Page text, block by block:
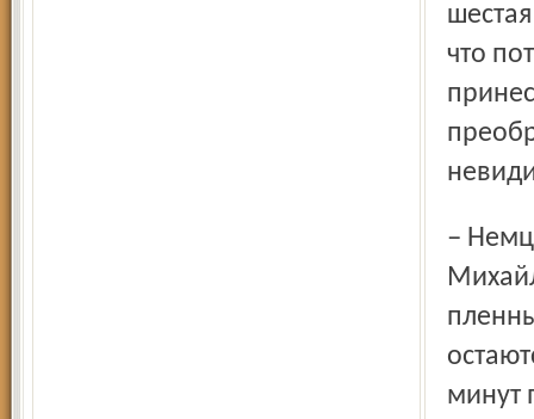
что
– Немцы очень педантичны, – вспоминает Владимир
минут